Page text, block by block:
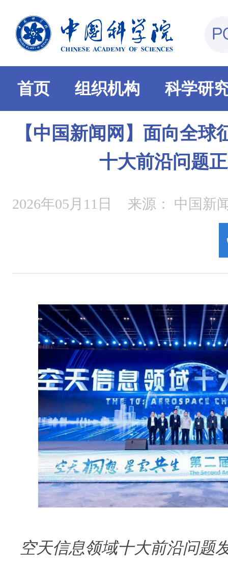
首页 组织机构 科学研
【中国新闻网】面向全球
十大前沿问题
2026年05月11日 来源： 中国新
空天信息领域十大前沿问题